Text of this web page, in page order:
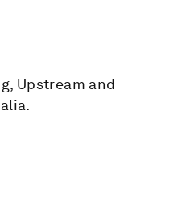
Upstream and